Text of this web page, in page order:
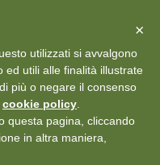
Statuto
×
utilizzati si avvalgono
ed utili alle finalità illustrate
più o negare il consenso
cookie policy
questa pagina, cliccando
in altra maniera,